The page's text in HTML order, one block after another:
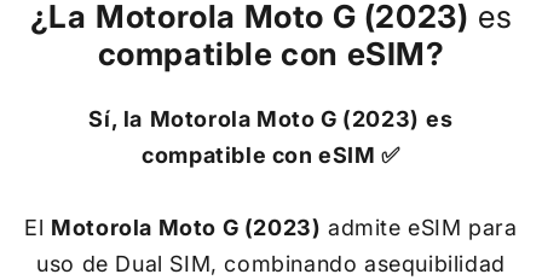
¿La Motorola Moto G (2023) es
compatible con eSIM?
Sí, la Motorola Moto G (2023) es
compatible con eSIM ✅
El Motorola Moto G (2023) admite eSIM para
uso de Dual SIM, combinando asequibilidad